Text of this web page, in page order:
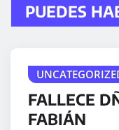
PUEDES
FALLECE
FABIÁN